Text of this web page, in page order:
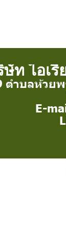
ษัท ไอเ
ตำบลห้วย
E-